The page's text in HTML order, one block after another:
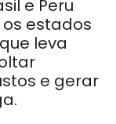
e Peru
estados
leva
e gerar